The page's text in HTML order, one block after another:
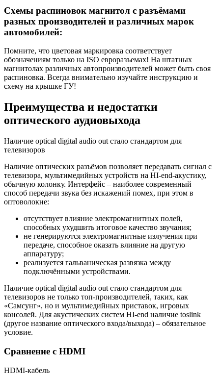
Схемы распиновок магнитол с разъёмами
разных производителей и различных марок
автомобилей:
Помните, что цветовая маркировка соответствует
обозначениям только на ISO евроразъемах! На штатных
магнитолах различных автопроизводителей может быть своя
распиновка. Всегда внимательно изучайте инструкцию и
схему на крышке ГУ!
Преимущества и недостатки
оптического аудиовыхода
Наличие optical digital audio out стало стандартом для
телевизоров
Наличие оптических разъёмов позволяет передавать сигнал с
телевизора, мультимедийных устройств на HI-end-акустику,
обычную колонку. Интерфейс – наиболее современный
способ передачи звука без искажений помех, при этом в
оптоволокне:
отсутствует влияние электромагнитных полей,
способных ухудшить итоговое качество звучания;
не генерируются электромагнитные излучения при
передаче, способное оказать влияние на другую
аппаратуру;
реализуется гальваническая развязка между
подключёнными устройствами.
Наличие optical digital audio out стало стандартом для
телевизоров не только топ-производителей, таких, как
«Самсунг», но и мультимедийных приставок, игровых
консолей. Для акустических систем HI-end наличие toslink
(другое название оптического входа/выхода) – обязательное
условие.
Сравнение с HDMI
HDMI-кабель